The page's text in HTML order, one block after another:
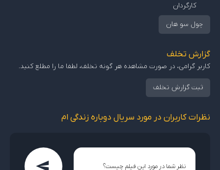
کارگردان
چول سو هان
گزارش تخلف
کاربر گرامی، در صورت مشاهده هر گونه تخلف، لطفا ما را مطلع کنید.
ثبت گزارش تخلف
نظرات کاربران در مورد سریال دوباره زندگی ام